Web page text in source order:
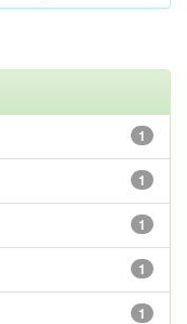
1
1
1
1
1